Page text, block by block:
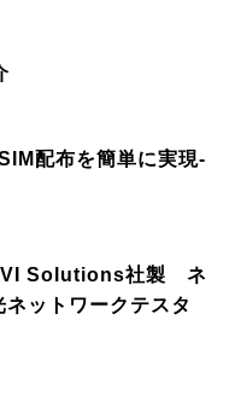
配布を簡単に実現-
Solutions社製 ネ
ットワークテスタ